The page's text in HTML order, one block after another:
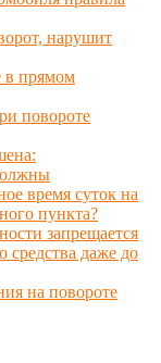
нарушит
в прямом
повороте
время суток на
пункта?
запрещается
средства даже до
на повороте